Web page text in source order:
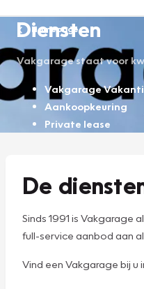
Homepage
Diensten
Vakgarage staat voor
Vakgarage
Aankoopkeuring
Private lease
De
Sinds 1991 is Vakgarage
full-service aanbod aan
Vind een Vakgarage bij u